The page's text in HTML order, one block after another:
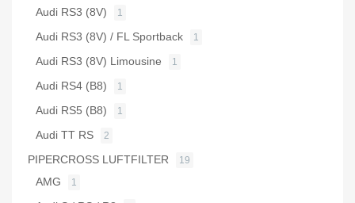
Audi RS3 (8V) 1
Audi RS3 (8V) / FL Sportback 1
Audi RS3 (8V) Limousine 1
Audi RS4 (B8) 1
Audi RS5 (B8) 1
Audi TT RS 2
PIPERCROSS LUFTFILTER 19
AMG 1